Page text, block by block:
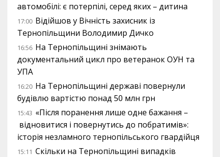
автомобілі: є потерпілі, серед яких – дитина
17:00 Відійшов у Вічність захисник із
Тернопільщини Володимир Дичко
16:56 На Тернопільщині знімають
документальний цикл про ветеранок ОУН та
УПА
16:20 На Тернопільщині державі повернули
будівлю вартістю понад 50 млн грн
15:43 «Після поранення лише одне бажання –
відновитися і повернутись до побратимів»:
історія незламного тернопільського гвардійця
15:11 Скільки на Тернопільщині випадків